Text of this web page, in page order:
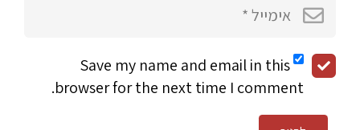
Save my name and email in this
browser for the next time I comment.